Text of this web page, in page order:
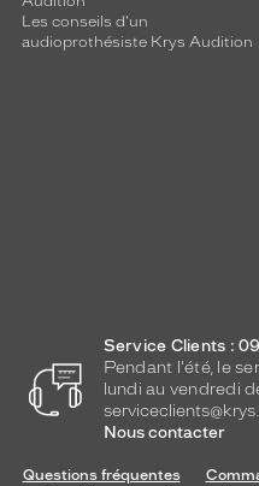
Les conseils d'un
audioprothésiste Krys Audition
Service Clients :
Pendant l'été, le
lundi au vendredi
Nous contacter
Questions fréquentes